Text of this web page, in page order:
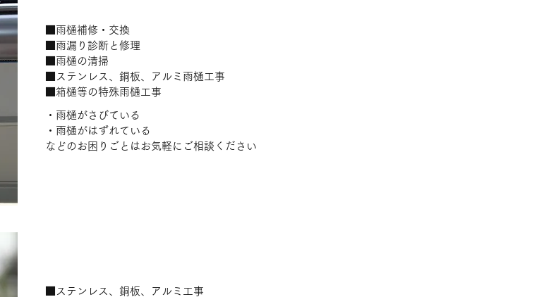
■雨樋補修・交換
■雨漏り診断と修理
■雨樋の清掃
■ステンレス、銅板、アルミ雨樋工事
■箱樋等の特殊雨樋工事
・雨樋がさびている
・雨樋がはずれている
などのお困りごとはお気軽にご相談ください
■ステンレス、銅板、アルミ工事